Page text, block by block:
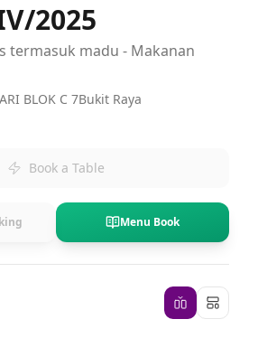
2025
termasuk madu - Makanan
BLOK C 7Bukit Raya
Book a Table
Menu Book